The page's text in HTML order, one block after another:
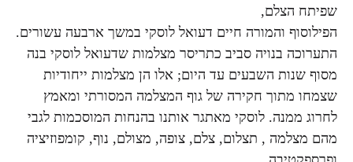
שפיתח הצלם,
הפילוסוף והמורה חיים דעואל לוסקי במשך ארבעה עשורים.
התערוכה בנויה סביב כתריסר מצלמות שדעואל לוסקי בנה
מסוף שנות השבעים עד היום; אלו הן מצלמות ייחודיות
שצמחו מתוך חקירה של גוף המצלמה המסורתי ומאמץ
לחרוג ממנה. לוסקי מאתגר אותנו בהנחות המוסכמות לגבי
מהם מצלמה , תצלום, צלם, צופה, מצולם, נוף, קומפוזיציה